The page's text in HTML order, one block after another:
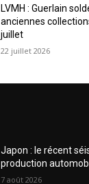
LVMH : Guerlain
anciennes
juillet
22 juillet 2026
Japon : le récent
production
7 août 2026